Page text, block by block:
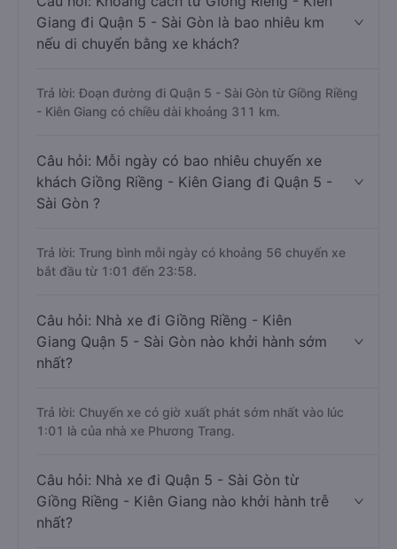
Giang đi Quận 5 - Sài Gòn là bao nhiêu km
nếu di chuyển bằng xe khách?
Trả lời: Đoạn đường đi Quận 5 - Sài Gòn từ Giồng Riềng
- Kiên Giang có chiều dài khoảng 311 km.
Câu hỏi: Mỗi ngày có bao nhiêu chuyến xe
khách Giồng Riềng - Kiên Giang đi Quận 5 -
Sài Gòn ?
Trả lời: Trung bình mỗi ngày có khoảng 56 chuyến xe
bắt đầu từ 1:01 đến 23:58.
Câu hỏi: Nhà xe đi Giồng Riềng - Kiên
Giang Quận 5 - Sài Gòn nào khởi hành sớm
nhất?
Trả lời: Chuyến xe có giờ xuất phát sớm nhất vào lúc
1:01 là của nhà xe Phương Trang.
Câu hỏi: Nhà xe đi Quận 5 - Sài Gòn từ
Giồng Riềng - Kiên Giang nào khởi hành trễ
nhất?